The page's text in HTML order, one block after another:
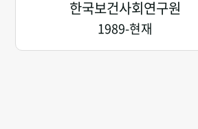
한국보건사회연구원
1989-현재